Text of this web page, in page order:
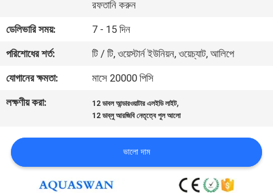
যোগাযোগ
করুন
উদ্ধৃতির
জন্য
NEWS
রফতানি করুন
ডেলিভারি সময়:
7 - 15 দিন
পরিশোধের শর্ত:
টি / টি, ওয়েস্টার্ন ইউনিয়ন, ওয়েচ্যাট, আলিপে
যোগানের ক্ষমতা:
মাসে 20000 পিসি
লক্ষণীয় করা:
12 ডাবল আন্ডারওয়াটার এলইডি লাইট,
12 ডাব্লু আরজিবি নেতৃত্বে পুল আলো
ভালো দাম